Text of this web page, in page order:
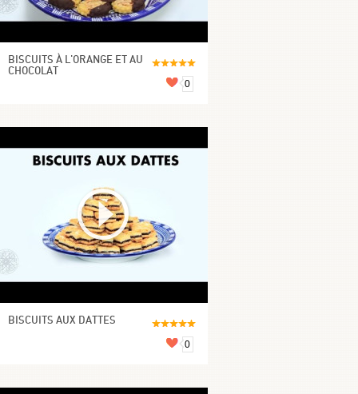
BISCUITS À L'ORANGE ET AU
CHOCOLAT
0
BISCUITS AUX DATTES
0